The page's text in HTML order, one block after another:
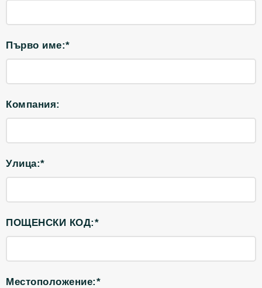
Първо име:*
Компания:
Улица:*
ПОЩЕНСКИ КОД:*
Местоположение:*